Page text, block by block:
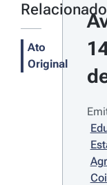
Ato
Original